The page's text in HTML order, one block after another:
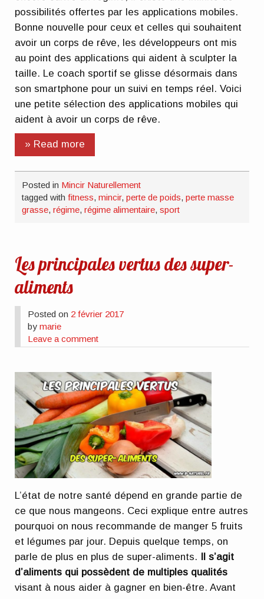
possibilités offertes par les applications mobiles.
Bonne nouvelle pour ceux et celles qui souhaitent
avoir un corps de rêve, les développeurs ont mis
au point des applications qui aident à sculpter la
taille. Le coach sportif se glisse désormais dans
son smartphone pour un suivi en temps réel. Voici
une petite sélection des applications mobiles qui
aident à avoir un corps de rêve.
» Read more
Posted in Mincir Naturellement
tagged withfitness,mincir,perte de poids,perte masse
grasse,régime,régime alimentaire,sport
Les principales vertus des super-
aliments
Posted on 2 février 2017
bymarie
Leave a comment
L’état de notre santé dépend en grande partie de
ce que nous mangeons. Ceci explique entre autres
pourquoi on nous recommande de manger 5 fruits
et légumes par jour. Depuis quelque temps, on
parle de plus en plus de super-aliments. Il s’agit
d’aliments qui possèdent de multiples qualités
visant à nous aider à gagner en bien-être. Avant